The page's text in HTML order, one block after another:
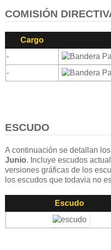
COMISIÓN
Cargo
-
-
ESCUDO
A continuación se detallan
Junio. Incluye escudos
versiones gráficas de los
los escudos que todavia no
Escudo